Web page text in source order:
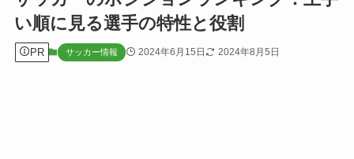
い順に見る選手の特性と役割
PR サッカー情報 2024年6月15日 2024年8月5日